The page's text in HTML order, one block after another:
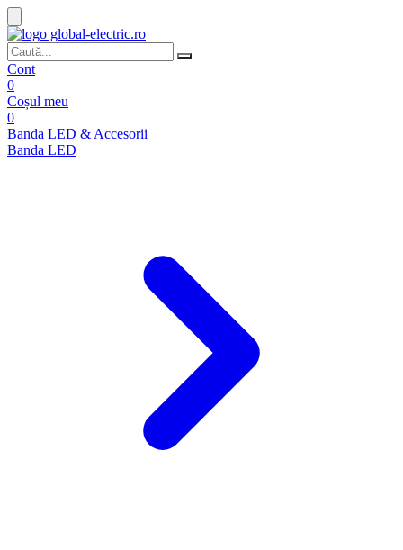
Cont
0
Coșul meu
0
Banda LED & Accesorii
Banda LED